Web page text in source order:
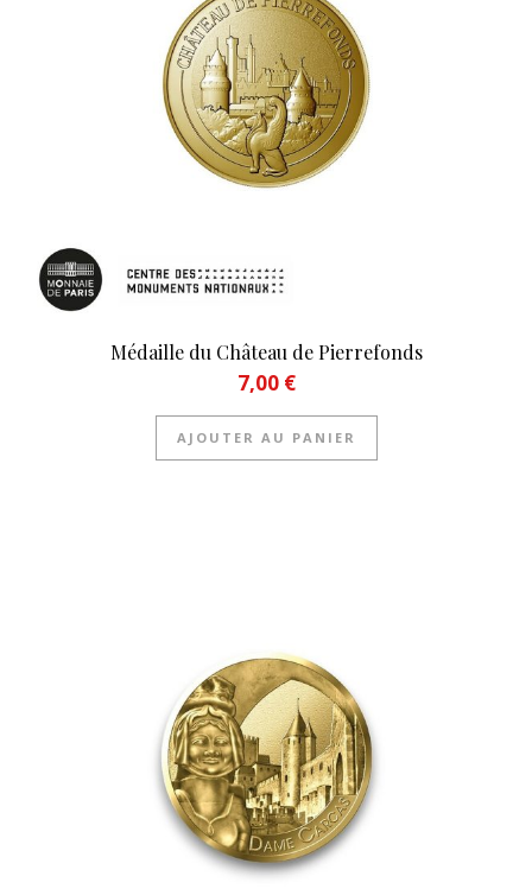
Médaille du Château de Pierrefonds
7,00 €
AJOUTER AU PANIER